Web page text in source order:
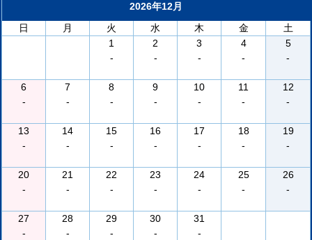
2026年12月
日
月 火 水 木 金
土
1
-
2
-
3
-
4
-
5
-
6
-
7
-
8
-
9
-
10
-
11
-
12
-
13
-
14
-
15
-
16
-
17
-
18
-
19
-
20
-
21
-
22
-
23
-
24
-
25
-
26
-
27
-
28
-
29
-
30
-
31
-